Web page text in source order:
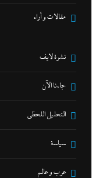
مقالات و أراء
نشرة لايف
جاءنا الآن
التحليل اللحظي
سياسة
عرب و عالم